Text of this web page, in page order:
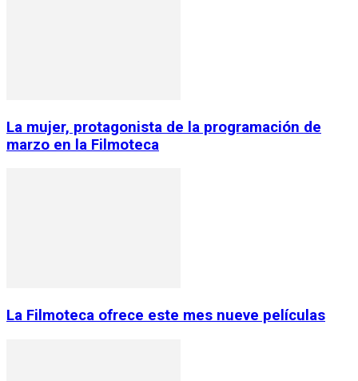
La mujer, protagonista de la programación de
marzo en la Filmoteca
La Filmoteca ofrece este mes nueve películas